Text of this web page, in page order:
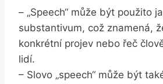
– „Speech“ ⁣může⁣ být použito
‍substantivum, ​což znamená,
konkrétní projev nebo řeč
lidí.
– Slovo „speech“ může být